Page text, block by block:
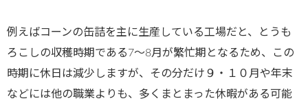
例えばコーンの缶詰を主に生産している工場だと、とうも
ろこしの収穫時期である7～8月が繁忙期となるため、この
時期に休日は減少しますが、その分だけ９・１０月や年末
などには他の職業よりも、多くまとまった休暇がある可能